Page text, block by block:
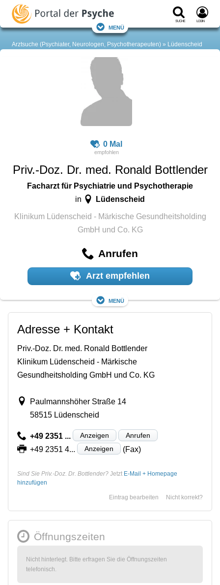
Suche Login
Menü
Arztsuche (Psychiater, Neurologen, Psychotherapeuten) Lüdenscheid
0 Mal
Priv.-Doz. Dr. med. Ronald Bottlender
Facharzt für Psychiatrie und Psychotherapie
in Lüdenscheid
Klinikum Lüdenscheid - Märkische Gesundheitsholding
GmbH und Co. KG
Anrufen
Arzt empfehlen
Menü
Adresse + Kontakt
Priv.-Doz. Dr. med. Ronald Bottlender
Klinikum Lüdenscheid - Märkische
Gesundheitsholding GmbH und Co. KG
Paulmannshöher Straße 14
58515 Lüdenscheid
+49 2351 ... Anzeigen Anrufen
+49 2351 4... Anzeigen (Fax)
Sind Sie Priv.-Doz. Dr. Bottlender? Jetzt E-Mail + Homepage
hinzufügen
Nicht korrekt?
Eintrag bearbeiten
Öffnungszeiten
Nicht hinterlegt. Bitte erfragen Sie die Öffnungszeiten
telefonisch.